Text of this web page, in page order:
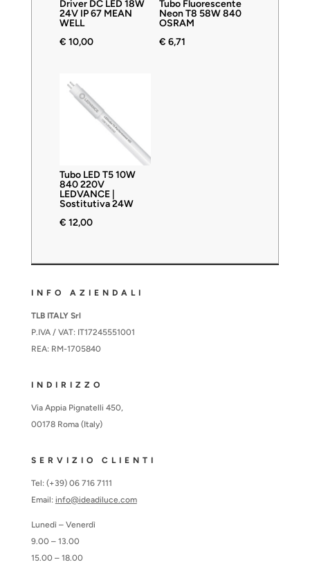
Driver DC LED 18W
24V IP 67 MEAN
WELL
€ 10,00
Tubo Fluorescente
Neon T8 58W 840
OSRAM
€ 6,71
Tubo LED T5 10W
840 220V
LEDVANCE |
Sostitutiva 24W
€ 12,00
INFO AZIENDALI
TLB ITALY Srl
P.IVA / VAT: IT17245551001
REA: RM-1705840
INDIRIZZO
Via Appia Pignatelli 450,
00178 Roma (Italy)
SERVIZIO CLIENTI
Tel: (+39) 06 716 7111
Email: info@ideadiluce.com
Lunedì – Venerdì
9.00 – 13.00
15.00 – 18.00